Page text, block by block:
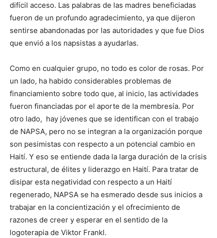
difícil acceso. Las palabras de las madres beneficiadas
fueron de un profundo agradecimiento, ya que dijeron
sentirse abandonadas por las autoridades y que fue Dios
que envió a los napsistas a ayudarlas.
Como en cualquier grupo, no todo es color de rosas. Por
un lado, ha habido considerables problemas de
financiamiento sobre todo que, al inicio, las actividades
fueron financiadas por el aporte de la membresía. Por
otro lado, hay jóvenes que se identifican con el trabajo
de NAPSA, pero no se integran a la organización porque
son pesimistas con respecto a un potencial cambio en
Haití. Y eso se entiende dada la larga duración de la crisis
estructural, de élites y liderazgo en Haití. Para tratar de
disipar esta negatividad con respecto a un Haití
regenerado, NAPSA se ha esmerado desde sus inicios a
trabajar en la concientización y el ofrecimiento de
razones de creer y esperar en el sentido de la
logoterapia de Viktor Frankl.